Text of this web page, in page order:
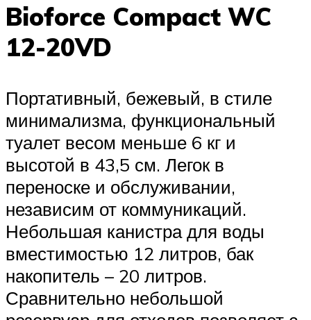
Bioforce Compact WC
12-20VD
Портативный, бежевый, в стиле
минимализма, функциональный
туалет весом меньше 6 кг и
высотой в 43,5 см. Легок в
переноске и обслуживании,
независим от коммуникаций.
Небольшая канистра для воды
вместимостью 12 литров, бак
накопитель – 20 литров.
Сравнительно небольшой